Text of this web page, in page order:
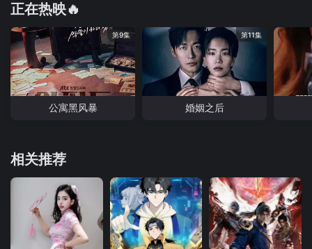
正在热映🔥
第9集
公寓黑风暴
第11集
婚姻之后
相关推荐